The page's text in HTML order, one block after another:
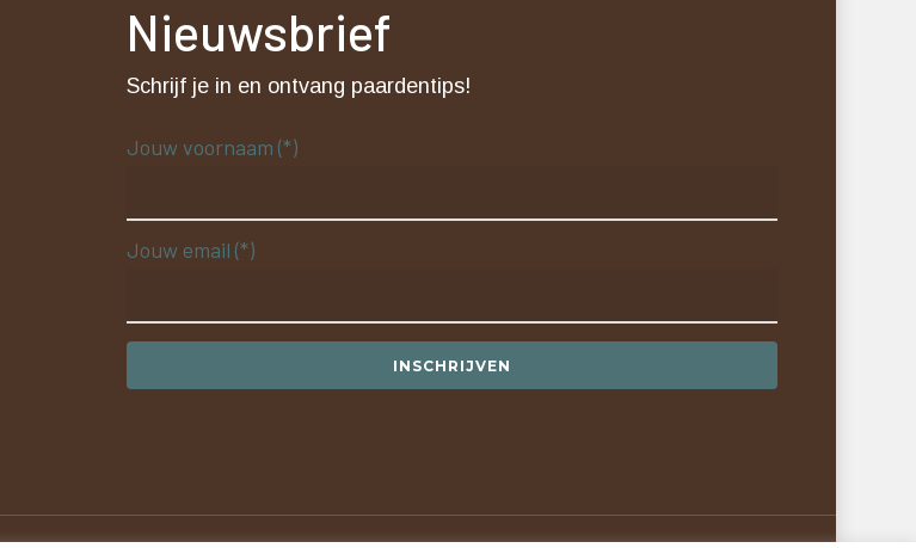
Nieuwsbrief
Schrijf je in en ontvang paardentips!
Jouw voornaam (*)
Jouw email (*)
INSCHRIJVEN